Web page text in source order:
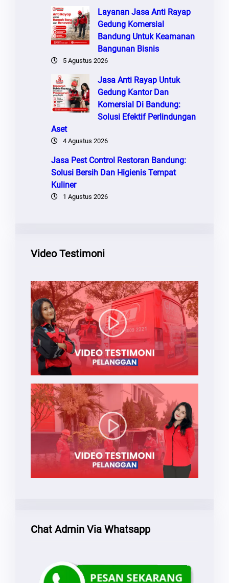
Layanan Jasa Anti Rayap
Gedung Komersial
Bandung Untuk Keamanan
Bangunan Bisnis
5 Agustus 2026
Jasa Anti Rayap Untuk
Gedung Kantor Dan
Komersial Di Bandung:
Solusi Efektif Perlindungan
Aset
4 Agustus 2026
Jasa Pest Control Restoran Bandung:
Solusi Bersih Dan Higienis Tempat
Kuliner
1 Agustus 2026
Video Testimoni
Chat Admin Via Whatsapp